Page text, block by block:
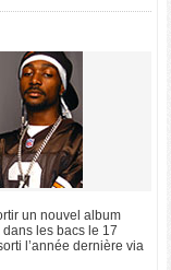
un nouvel album
les bacs le 17
l’année dernière via